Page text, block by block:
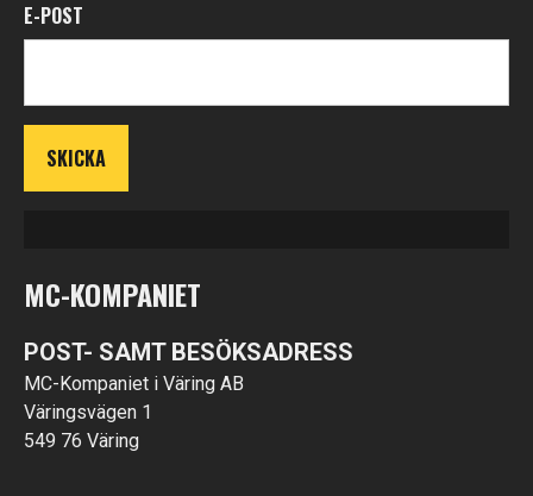
E-POST
MC-KOMPANIET
POST- SAMT BESÖKSADRESS
MC-Kompaniet i Väring AB
Väringsvägen 1
549 76 Väring